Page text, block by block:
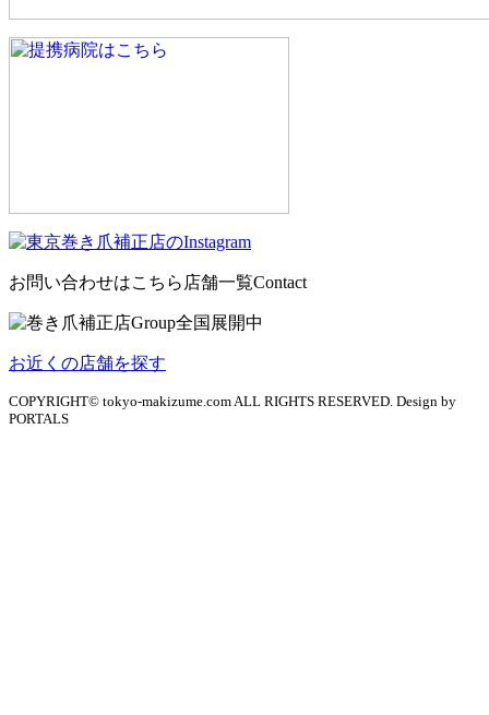
お問い合わせはこちら 店舗一覧Contact
お近くの店舗を探す
COPYRIGHT© tokyo-makizume.com ALL RIGHTS RESERVED. Design by
PORTALS